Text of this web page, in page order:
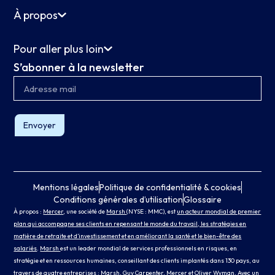
À propos
Pour aller plus loin
S’abonner à la newsletter
Envoyer
Mentions légalesPolitique de confidentialité & cookies
Conditions générales d’utilisationGlossaire
À propos : Mercer, une société de Marsh(NYSE : MMC), estun acteur mondial de premier
plan qui accompagne ses clients en repensant le monde du travail, les stratégies en
matière de retraite et d’investissement et en améliorant la santé et le bien-être des
salariés. Marshest un leader mondial de services professionnels en risques, en
stratégie et en ressources humaines, conseillant des clients implantés dans 130 pays, au
travers de quatre entreprises : Marsh,Guy Carpenter, MerceretOliver Wyman. Avec un